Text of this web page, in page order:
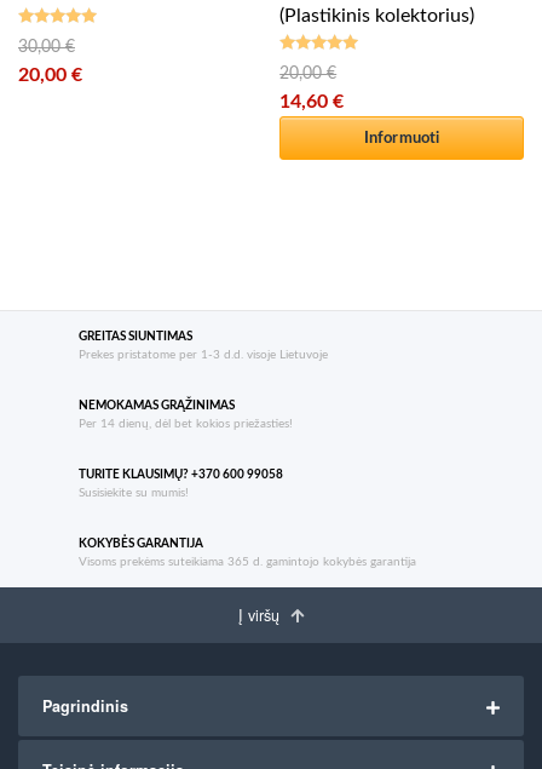
Įvertinimas:
5.00iš 5
30,00€
Original price was: 30,00 €.
20,00 €
(Plastikinis kolektorius)
Įvertinimas:
5.00iš 5
20,00€
Original price was: 20,00 €.
14,60€
Current price is: 14,60 €.
Informuoti
GREITAS SIUNTIMAS
Prekes pristatome per 1-3 d.d. visoje Lietuvoje
NEMOKAMAS GRĄŽINIMAS
Per 14 dienų, dėl bet kokios priežasties!
TURITE KLAUSIMŲ? +370 600 99058
Susisiekite su mumis!
KOKYBĖS GARANTIJA
Visoms prekėms suteikiama 365 d. gamintojo kokybės garantija
Į viršų
Pagrindinis